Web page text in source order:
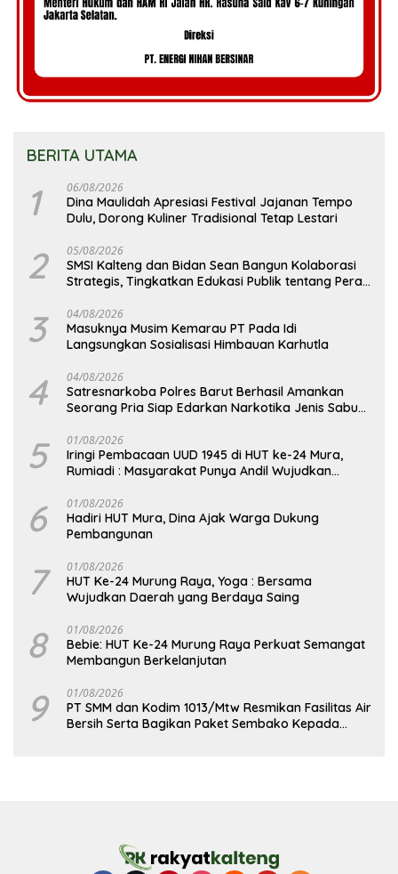
BERITA UTAMA
1 06/08/2026
Dina Maulidah Apresiasi Festival Jajanan Tempo
Dulu, Dorong Kuliner Tradisional Tetap Lestari
2 05/08/2026
SMSI Kalteng dan Bidan Sean Bangun Kolaborasi
Strategis, Tingkatkan Edukasi Publik tentang Peran
3 04/08/2026
Masuknya Musim Kemarau PT Pada Idi
Langsungkan Sosialisasi Himbauan Karhutla
4 04/08/2026
Satresnarkoba Polres Barut Berhasil Amankan
Seorang Pria Siap Edarkan Narkotika Jenis Sabu
5 01/08/2026
Iringi Pembacaan UUD 1945 di HUT ke-24 Mura,
Rumiadi : Masyarakat Punya Andil Wujudkan
6 01/08/2026
Hadiri HUT Mura, Dina Ajak Warga Dukung
Pembangunan
7 01/08/2026
HUT Ke-24 Murung Raya, Yoga : Bersama
Wujudkan Daerah yang Berdaya Saing
8 01/08/2026
Bebie: HUT Ke-24 Murung Raya Perkuat Semangat
Membangun Berkelanjutan
9 01/08/2026
PT SMM dan Kodim 1013/Mtw Resmikan Fasilitas Air
Bersih Serta Bagikan Paket Sembako Kepada